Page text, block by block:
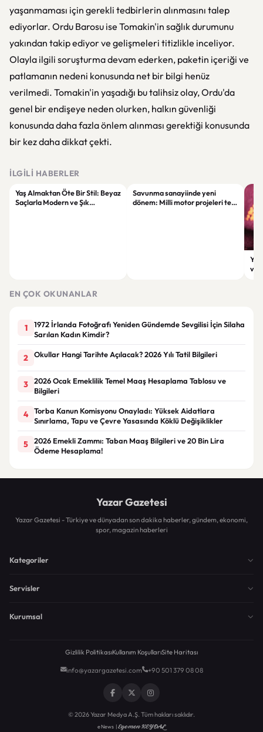
yaşanmaması için gerekli tedbirlerin alınmasını talep
ediyorlar. Ordu Barosu ise Tomakin'in sağlık durumunu
yakından takip ediyor ve gelişmeleri titizlikle inceliyor.
Olayla ilgili soruşturma devam ederken, paketin içeriği ve
patlamanın nedeni konusunda net bir bilgi henüz
verilmedi. Tomakin'in yaşadığı bu talihsiz olay, Ordu'da
genel bir endişeye neden olurken, halkın güvenliği
konusunda daha fazla önlem alınması gerektiği konusunda
bir kez daha dikkat çekti.
İLGILI HABERLER
Yaş Almaktan Öte Bir Stil: Beyaz
Saçlarla Modern ve Şık
Savunma sanayiinde yeni
dönem: Milli motor projeleri tek
EN ÇOK OKUNANLAR
1
1972 İrlanda Fotoğrafı Yeniden Gündemde Sevgilisi İçin Silaha
Sarılan Kadın Kimdir?
2 Okullar Hangi Tarihte Açılacak? 2026 Yılı Tatil Bilgileri
3
2026 Ocak Emeklilik Temel Maaş Hesaplama Tablosu ve
Bilgileri
4
Torba Kanun Komisyonu Onayladı: Yüksek Aidatlara
Sınırlama, Tapu ve Çevre Yasasında Köklü Değişiklikler
5
2026 Emekli Zammı: Taban Maaş Bilgileri ve 20 Bin Lira
Ödeme Hesaplama!
Yazar Gazetesi
Yazar Gazetesi - Türkiye ve dünyadan son dakika haberler, gündem, ekonomi,
spor, magazin haberleri
Kategoriler
Servisler
Kurumsal
Gizlilik PolitikasıKullanım KoşullarıSite Haritası
info@yazargazetesi.com +90 501 379 08 08
© 2026 Yazar Medya A.Ş. Tüm hakları saklıdır.
eNews |Egemen KEYDAL